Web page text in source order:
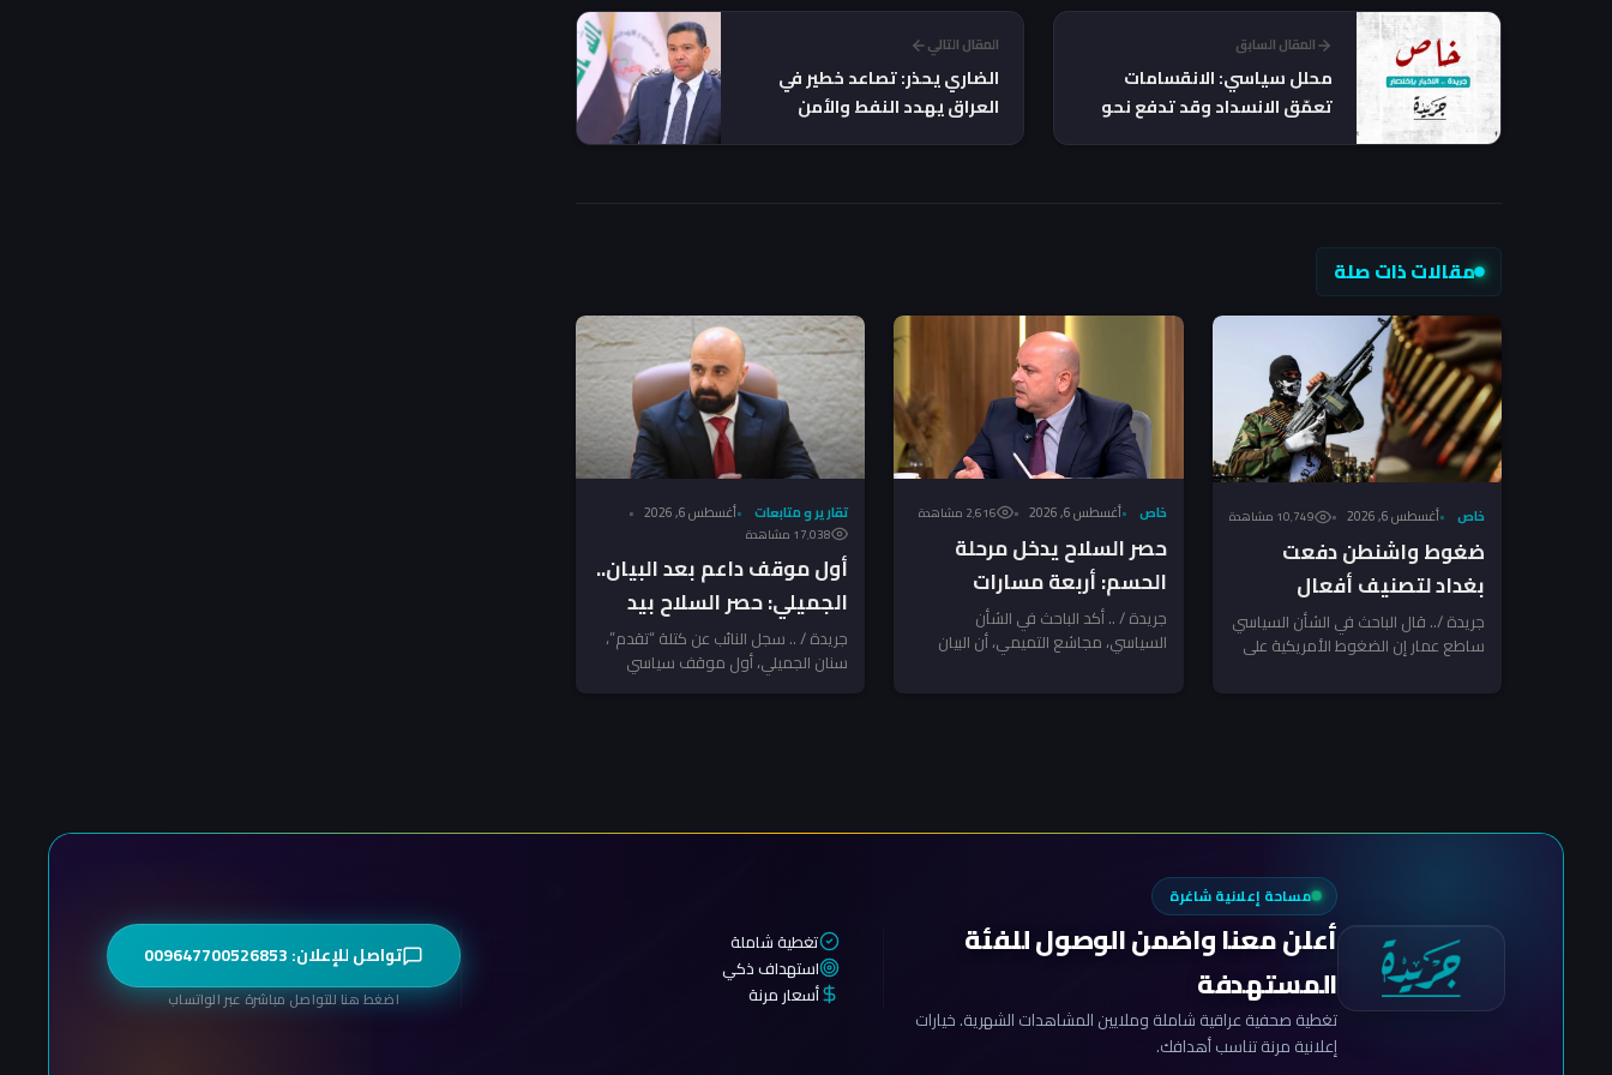
المقال السابق
محلل سياسي: الانقسامات
تعمّق الانسداد وقد تدفع نحو
المقال التالي
الضاري يحذر: تصاعد خطير في
العراق يهدد النفط والأمن
مقالات ذات صلة
خاص أغسطس 6, 2026 10٬749 مشاهدة
ضغوط واشنطن دفعت
بغداد لتصنيف أفعال
الفصائل ضمن الإرهاب..
والاختبار بعد 30 أيلول –
جريدة /.. قال الباحث في الشأن السياسي
ساطع عمار إن الضغوط الأمريكية على
خاص أغسطس 6, 2026 2٬616 مشاهدة
حصر السلاح يدخل مرحلة
الحسم: أربعة مسارات
لتنفيذ خطة الدولة – تحليل
التميمي
جريدة / .. أكد الباحث في الشأن
السياسي، مجاشع التميمي، أن البيان
تقارير و متابعات أغسطس 6, 2026
17٬038 مشاهدة
أول موقف داعم بعد البيان..
الجميلي: حصر السلاح بيد
الدولة خطوة طال انتظارها
وترسيخ لهيبة القانون
جريدة / .. سجل النائب عن كتلة “تقدم”،
سنان الجميلي، أول موقف سياسي
مساحة إعلانية شاغرة
أعلن معنا واضمن الوصول للفئة
المستهدفة
تغطية صحفية عراقية شاملة وملايين المشاهدات الشهرية. خيارات
إعلانية مرنة تناسب أهدافك.
تغطية شاملة
استهداف ذكي
أسعار مرنة
تواصل للإعلان: 009647700526853
اضغط هنا للتواصل مباشرة عبر الواتساب